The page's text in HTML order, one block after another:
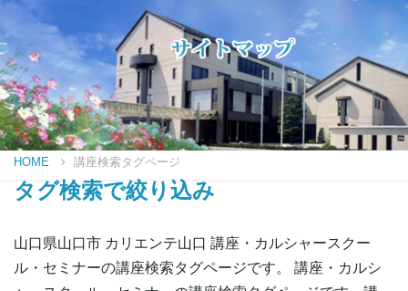
HOME 講座検索タグページ
タグ検索で絞り込み
山口県山口市 カリエンテ山口 講座・カルシャースクー
ル・セミナーの講座検索タグページです。 講座・カルシ